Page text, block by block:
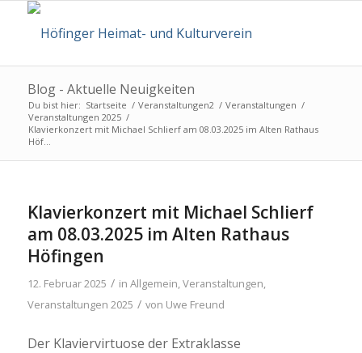
Blog - Aktuelle Neuigkeiten
Du bist hier: Startseite / Veranstaltungen2 / Veranstaltungen /
Veranstaltungen 2025 /
Klavierkonzert mit Michael Schlierf am 08.03.2025 im Alten Rathaus
Höf...
Klavierkonzert mit Michael Schlierf
am 08.03.2025 im Alten Rathaus
Höfingen
12. Februar 2025 / in Allgemein,Veranstaltungen,
Veranstaltungen 2025 / von Uwe Freund
Der Klaviervirtuose der Extraklasse